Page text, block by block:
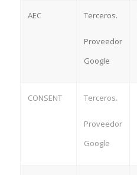
AEC Terceros.
Proveedor
Google
CONSENT Terceros.
Proveedor
Google